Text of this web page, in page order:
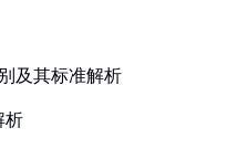
及其标准解析
析